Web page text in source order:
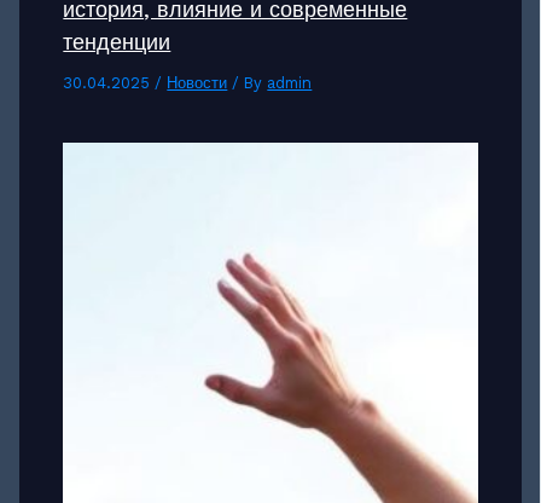
история, влияние и современные
тенденции
30.04.2025 / Новости / By admin